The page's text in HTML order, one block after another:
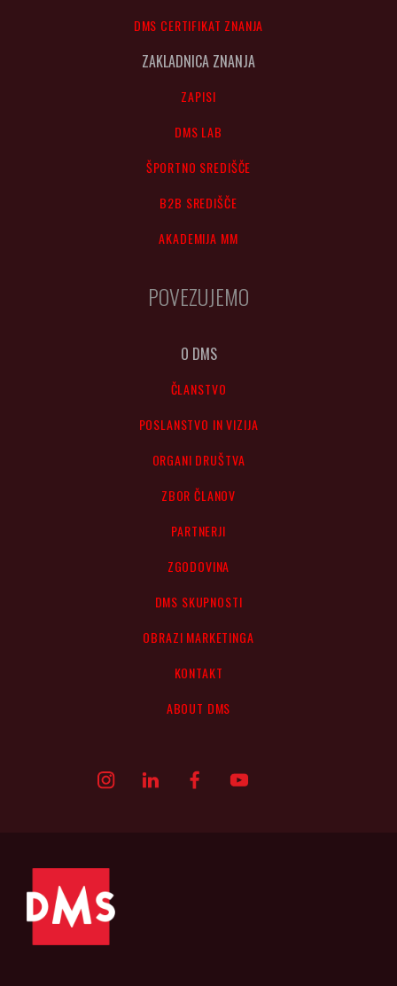
DMS CERTIFIKAT ZNANJA
ZAKLADNICA ZNANJA
ZAPISI
DMS LAB
ŠPORTNO SREDIŠČE
B2B SREDIŠČE
AKADEMIJA MM
POVEZUJEMO
O DMS
ČLANSTVO
POSLANSTVO IN VIZIJA
ORGANI DRUŠTVA
ZBOR ČLANOV
PARTNERJI
ZGODOVINA
DMS SKUPNOSTI
OBRAZI MARKETINGA
KONTAKT
ABOUT DMS